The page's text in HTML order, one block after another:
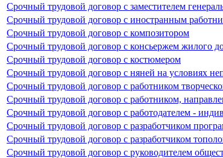
Срочный трудовой договор с заместителем
Срочный трудовой договор с иностранным
Срочный трудовой договор с композитором
Срочный трудовой договор с консьержем жилого
Срочный трудовой договор с костюмером
Срочный трудовой договор с няней на условиях
Срочный трудовой договор с работником
Срочный трудовой договор с работником,
Срочный трудовой договор с работодателем -
Срочный трудовой договор с разработчиком
Срочный трудовой договор с разработчиком
Срочный трудовой договор с руководителем